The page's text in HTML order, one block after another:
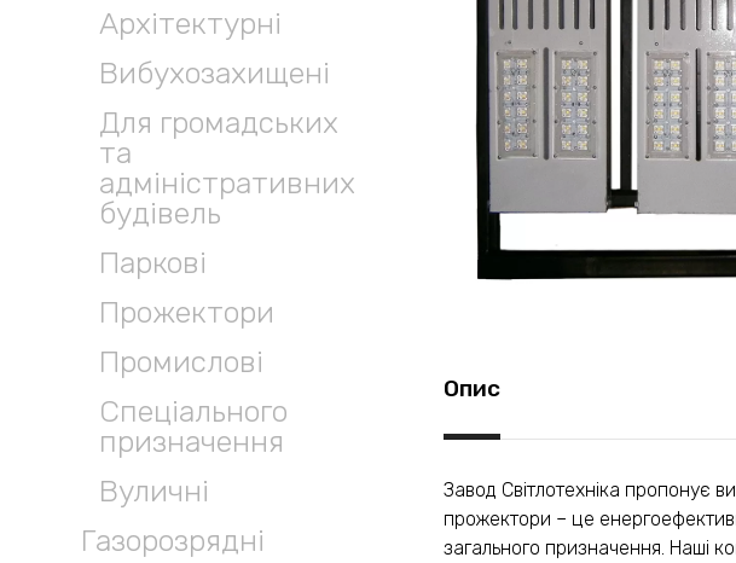
Опис
Завод Світлотехніка пропонує
прожектори – це
загального призначення. Наші
Архітектурні
Вибухозахищені
Для громадських
та
адміністративних
будівель
Паркові
Прожектори
Промислові
Спеціального
призначення
Вуличні
Газорозрядні